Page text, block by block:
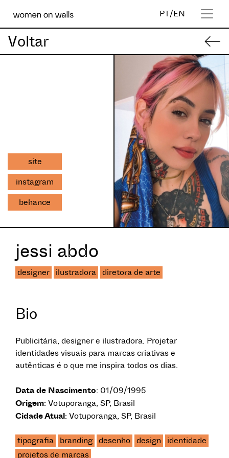
PT/EN
Voltar
site
instagram
behance
jessi abdo
designer ilustradora diretora de arte
Bio
Publicitária, designer e ilustradora. Projetar
identidades visuais para marcas criativas e
autênticas é o que me inspira todos os dias.
Data de Nascimento: 01/09/1995
Origem: Votuporanga, SP, Brasil
Cidade Atual: Votuporanga, SP, Brasil
tipografia branding desenho design
identidade
projetos de marcas